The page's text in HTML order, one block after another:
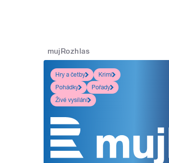
mujRozhlas
Hry a četby
Krimi
Pohádky
Pořady
Živé vysílání